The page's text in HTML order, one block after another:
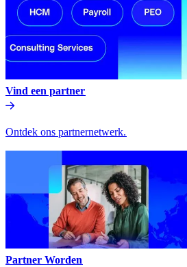
Vind een partner​​
Ontdek ons partnernetwerk.​​
Partner Worden​​